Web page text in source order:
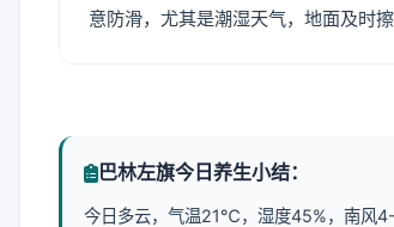
意防滑，尤其是潮湿天气，地面及时
巴林左旗今日养生小结：
今日多云，气温21℃，湿度45%，南风4-